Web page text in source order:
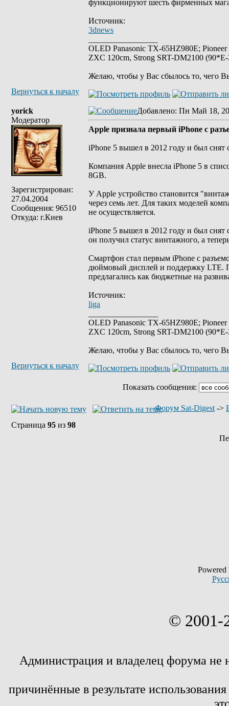
функционируют шесть фирменных
Источник:
3dnews
OLED Panasonic TX-65HZ980E;
ZXC 120cm, Strong SRT-DM2100
Желаю, чтобы у Вас сбылось то, чего
Вернуться к началу
yorick
Модератор
Зарегистрирован:
27.04.2004
Сообщения: 96510
Откуда: г.Киев
Добавлено: Пн Май 18,
Apple признала первый iPhone с
iPhone 5 вышел в 2012 году и был снят
Компания Apple внесла iPhone 5 в
8GB.
У Apple устройство становится
через семь лет. Для таких моделей
не осуществляется.
iPhone 5 вышел в 2012 году и был снят
он получил статус винтажного, а
Смартфон стал первым iPhone с
дюймовый дисплей и поддержку LTE.
предлагались как бюджетные на
Источник:
liga
OLED Panasonic TX-65HZ980E;
ZXC 120cm, Strong SRT-DM2100
Желаю, чтобы у Вас сбылось то, чего
Вернуться к началу
Показать сообщения:
Форум Sat-Digest ->
Страница 95 из 98
© 2001-
Администрация и владелец форума не
причинённые в результате